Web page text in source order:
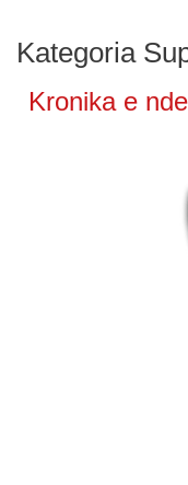
Kategoria
Kronika e